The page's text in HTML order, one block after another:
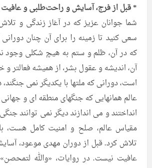
* قبل از فرج، آسایش و راحت‌طلبی و
شما جوانان عزیز که در آغاز زندگی و
سعی کنید تا زمینه را برای آن چنان دورانی
که در آن، ظلم و ستم به هیچ شکلی وجود
آن، اندیشه و عقول بشر، از همیشه فعالتر و
است، دورانی که ملتها با یکدیگر نمی
عالم همانهایی که جنگهای منطقه ای و
انداختند و می اندازند دیگر نمی توانند جنگی
مقیاس عالم، صلح و امنیت کامل هست،
تلاش کرد. قبل از دوران مهدی موعود،
عافیت نیست. در روایات، «والله لتمحصن»